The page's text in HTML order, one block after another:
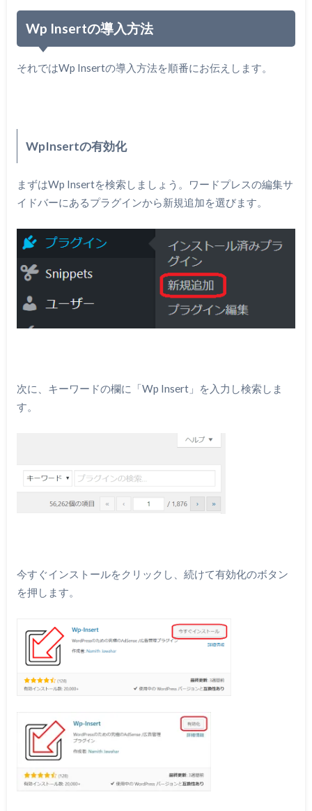
Wp Insertの導入方法
それではWp Insertの導入方法を順番にお伝えします。
WpInsertの有効化
まずはWp Insertを検索しましょう。ワードプレスの編集サ
イドバーにあるプラグインから新規追加を選びます。
次に、キーワードの欄に「Wp Insert」を入力し検索しま
す。
今すぐインストールをクリックし、続けて有効化のボタン
を押します。